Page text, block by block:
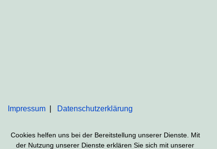
Impressum Datenschutzerklärung
Cookies helfen uns bei der Bereitstellung unserer Dienste. Mit
der Nutzung unserer Dienste erklären Sie sich mit unserer